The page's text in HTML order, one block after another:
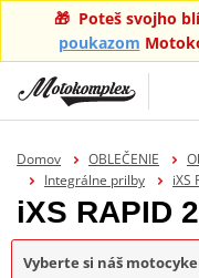
🎁 Poteš svojho
poukazom
Domov OBLEČENIE
Integrálne prilby
iXS
iXS RAPID
Vyberte si náš